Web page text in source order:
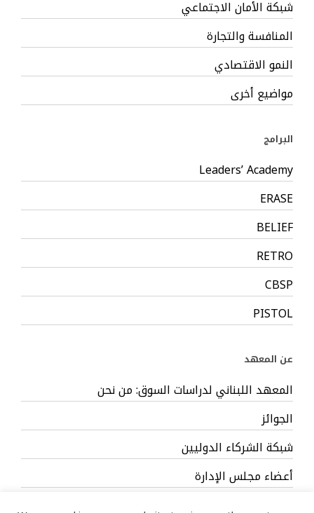
شبكة الأمان الاجتماعي
المنافسة والتجارة
النمو الاقتصادي
مواضيع أخرى
البرامج
Leaders’ Academy
ERASE
BELIEF
RETRO
CBSP
PISTOL
عن المعهد
المعهد اللبناني لدراسات السوق: من نحن
الجوائز
شبكة الشركاء الدوليين
أعضاء مجلس الإدارة